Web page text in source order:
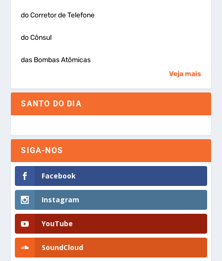
do Corretor de Telefone
do Cônsul
das Bombas Atômicas
Veja mais
SANTO DO DIA
SIGA-NOS
Facebook
Instagram
YouTube
SoundCloud